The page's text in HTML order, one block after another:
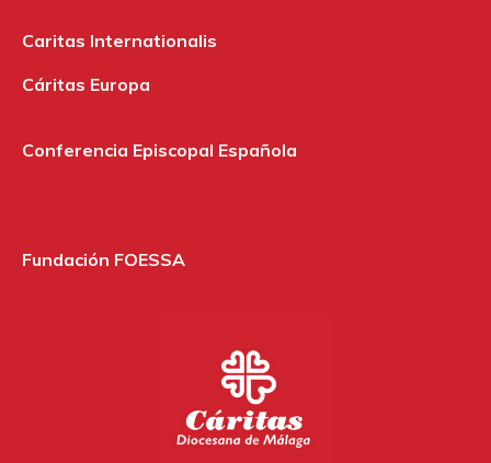
Caritas Internationalis
Cáritas Europa
Conferencia Episcopal Española
Fundación FOESSA